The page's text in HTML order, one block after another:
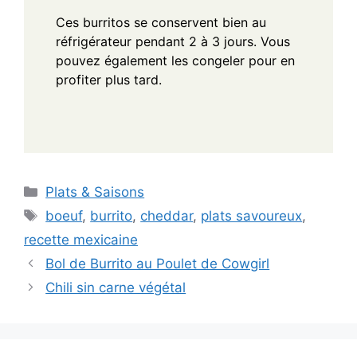
Ces burritos se conservent bien au
réfrigérateur pendant 2 à 3 jours. Vous
pouvez également les congeler pour en
profiter plus tard.
Categories
Plats & Saisons
Tags
boeuf, burrito, cheddar, plats savoureux,
recette mexicaine
Bol de Burrito au Poulet de Cowgirl
Chili sin carne végétal